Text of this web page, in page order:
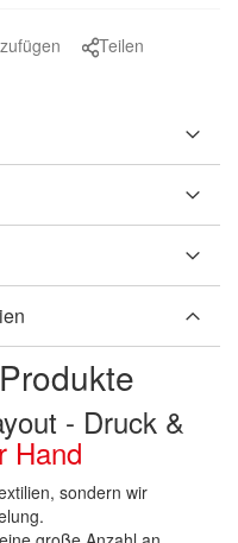
Teilen
- Druck &
Hand
sondern wir